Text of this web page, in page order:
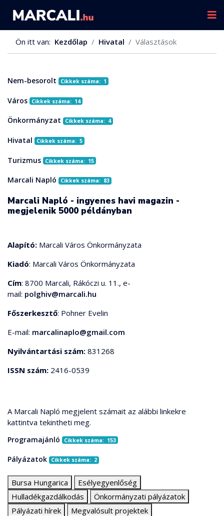
Ön itt van: Kezdőlap Hivatal Választások
Nem-besorolt Cikkek száma: 1
Város Cikkek száma: 14
Önkormányzat Cikkek száma: 4
Hivatal Cikkek száma: 5
Turizmus Cikkek száma: 15
Marcali Napló Cikkek száma: 83
Marcali Napló - ingyenes havi magazin -
megjelenik 5000 példányban
Alapító: Marcali Város Önkormányzata
Kiadó: Marcali Város Önkormányzata
Cím: 8700 Marcali, Rákóczi u. 11., e-
mail: polghiv@marcali.hu
Főszerkesztő: Pohner Evelin
E-mail: marcalinaplo@gmail.com
Nyilvántartási szám: 831268
ISSN szám: 2416-0539
A Marcali Napló megjelent számait az alábbi linkekre
kattintva tekintheti meg.
Programajánló Cikkek száma: 153
Pályázatok Cikkek száma: 2
Bursa Hungarica
Esélyegyenlőség
Hulladékgazdálkodás
Önkormányzati pályázatok
Pályázati hírek
Megvalósult projektek